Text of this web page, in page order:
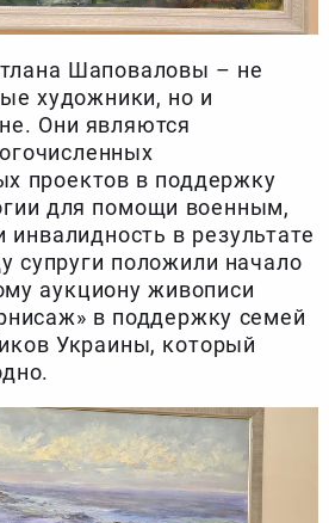
Шаповаловы – не
художники, но и
Они являются
проектов в поддержку
для помощи военным,
инвалидность в результате
супруги положили начало
аукциону живописи
в поддержку семей
Украины, который